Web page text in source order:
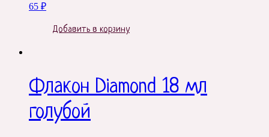
65 ₽
Добавить в корзину
Флакон Diamond 18 мл
голубой